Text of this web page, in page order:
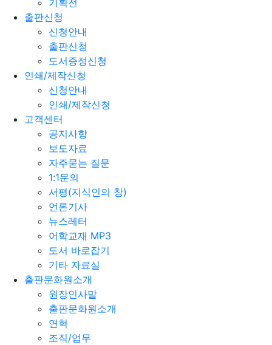
출판신청
신청안내
출판신청
도서증정신청
인쇄/제작신청
신청안내
인쇄/제작신청
고객센터
공지사항
보도자료
자주묻는 질문
1:1문의
서평(지식인의 창)
언론기사
뉴스레터
어학교재 MP3
도서 바로잡기
기타 자료실
출판문화원소개
원장인사말
출판문화원소개
연혁
조직/업무